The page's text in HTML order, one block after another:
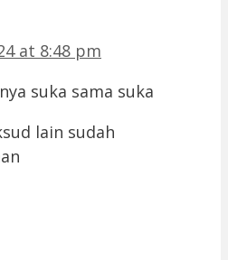
at 8:48 pm
suka sama suka
lain sudah